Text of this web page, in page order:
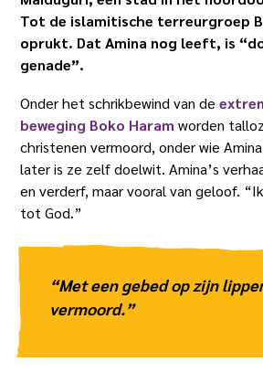
Tot de islamitische terreurgroep
oprukt. Dat Amina nog leeft, is
genade”.
Onder het schrikbewind van de
beweging Boko Haram worden
christenen vermoord, onder wie
later is ze zelf doelwit. Amina’s
en verderf, maar vooral van geloof.
tot God.”
“Met een gebed op zijn
vermoord.”